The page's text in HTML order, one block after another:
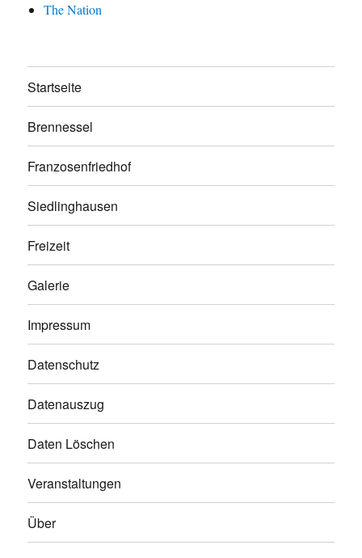
The Nation
Startseite
Brennessel
Franzosenfriedhof
Siedlinghausen
Freizeit
Galerie
Impressum
Datenschutz
Datenauszug
Daten Löschen
Veranstaltungen
Über